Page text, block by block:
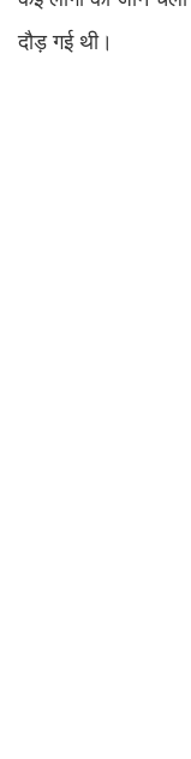
दौड़ गई थी।